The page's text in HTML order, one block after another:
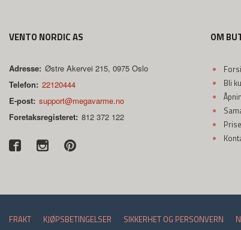
VENTO NORDIC AS
Adresse: Østre Akervei 215, 0975 Oslo
Telefon: 22120444
E-post: support@megavarme.no
Foretaksregisteret: 812 372 122
OM
Bli
FRAKT KJØPSBETINGELSER SIKKERHET OG PERSONVERN